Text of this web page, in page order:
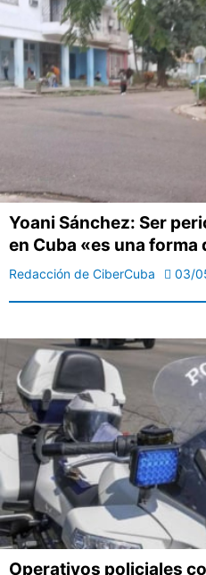
Yoani Sánchez: Ser
en Cuba «es una forma
Redacción de CiberCuba 03/
Operativos policiales